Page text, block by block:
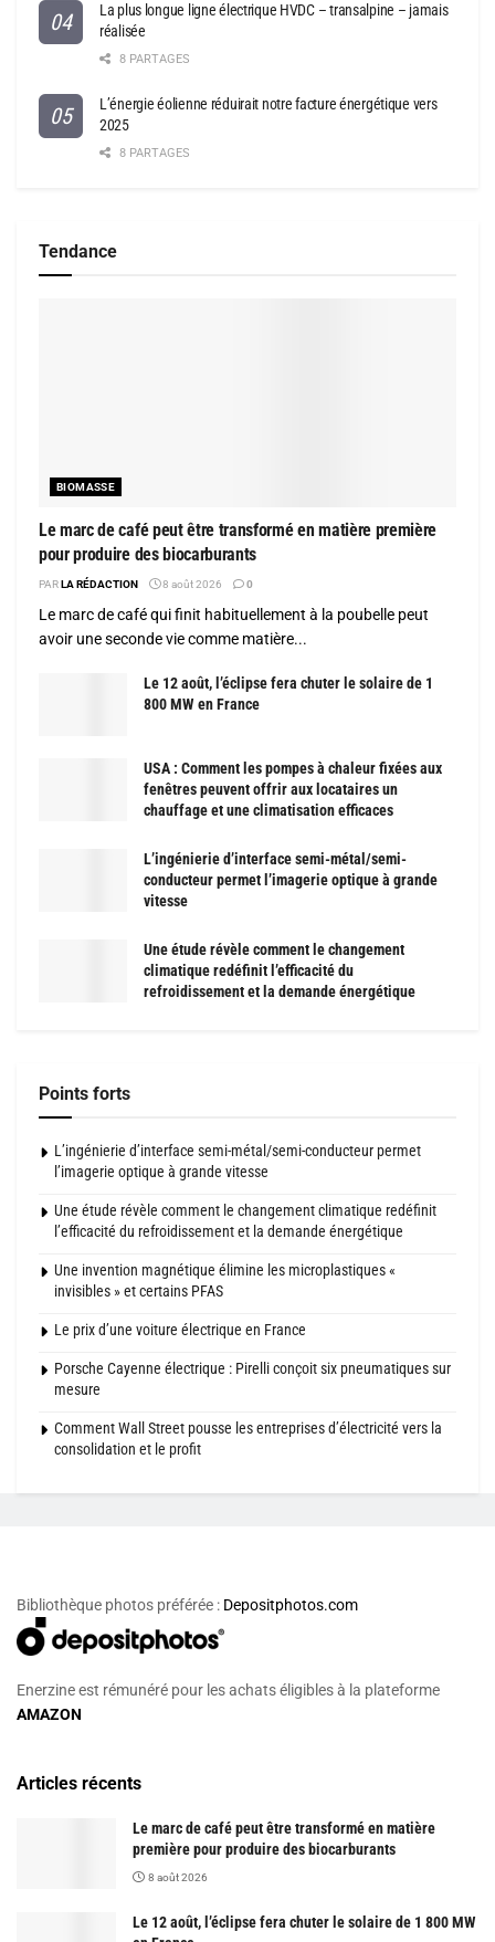
La plus longue ligne électrique HVDC – transalpine – jamais
réalisée
8 PARTAGES
L’énergie éolienne réduirait notre facture énergétique vers
2025
8 PARTAGES
Tendance
BIOMASSE
Le marc de café peut être transformé en matière première
pour produire des biocarburants
PARLA RÉDACTION 8 août 2026 0
Le marc de café qui finit habituellement à la poubelle peut
avoir une seconde vie comme matière...
Le 12 août, l’éclipse fera chuter le solaire de 1
800 MW en France
USA : Comment les pompes à chaleur fixées aux
fenêtres peuvent offrir aux locataires un
chauffage et une climatisation efficaces
L’ingénierie d’interface semi-métal/semi-
conducteur permet l’imagerie optique à grande
vitesse
Une étude révèle comment le changement
climatique redéfinit l’efficacité du
refroidissement et la demande énergétique
Points forts
L’ingénierie d’interface semi-métal/semi-conducteur permet
l’imagerie optique à grande vitesse
Une étude révèle comment le changement climatique redéfinit
l’efficacité du refroidissement et la demande énergétique
Une invention magnétique élimine les microplastiques «
invisibles » et certains PFAS
Le prix d’une voiture électrique en France
Porsche Cayenne électrique : Pirelli conçoit six pneumatiques sur
mesure
Comment Wall Street pousse les entreprises d’électricité vers la
consolidation et le profit
Bibliothèque photos préférée : Depositphotos.com
Enerzine est rémunéré pour les achats éligibles à la plateforme
AMAZON
Articles récents
Le marc de café peut être transformé en matière
première pour produire des biocarburants
8 août 2026
Le 12 août, l’éclipse fera chuter le solaire de 1 800 MW